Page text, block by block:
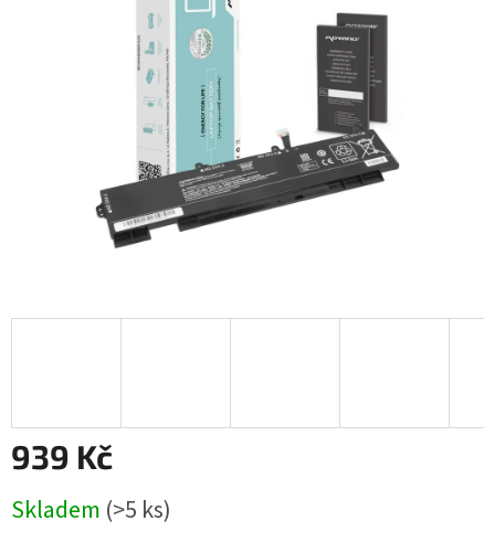
hvězdiček.
939 Kč
cena:
Skladem (>5 ks)